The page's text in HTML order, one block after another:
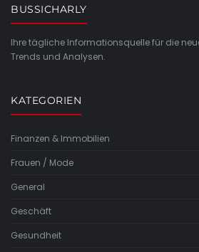
BUSSICHARLY
Ihre tägliche Informationsquelle für die
Trends und Analysen.
KATEGORIEN
Finanzen & Immobilien
Frauen / Mode
General
Geschäft
Gesundheit